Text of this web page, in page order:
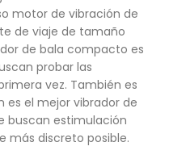
motor de vibración de
de viaje de tamaño
de bala compacto es
probar las
vez. También es
es el mejor vibrador de
buscan estimulación
más discreto posible.